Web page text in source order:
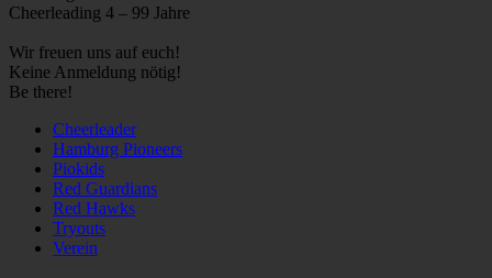
Cheerleading 4 – 99 Jahre
Wir freuen uns auf euch!
Keine Anmeldung nötig!
Be there!
Cheerleader
Hamburg Pioneers
Piokids
Red Guardians
Red Hawks
Tryouts
Verein